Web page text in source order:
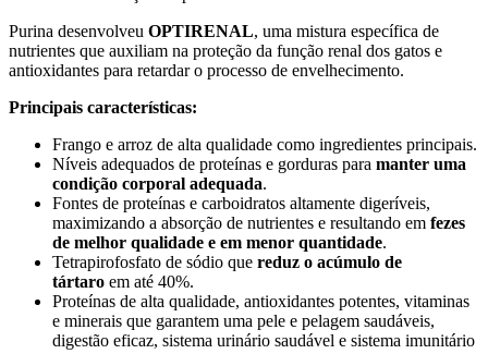
Purina desenvolveu OPTIRENAL, uma mistura específica de
nutrientes que auxiliam na proteção da função renal dos gatos e
antioxidantes para retardar o processo de envelhecimento.
Principais características:
Frango e arroz de alta qualidade como ingredientes principais.
Níveis adequados de proteínas e gorduras para manter uma
condição corporal adequada.
Fontes de proteínas e carboidratos altamente digeríveis,
maximizando a absorção de nutrientes e resultando em fezes
de melhor qualidade e em menor quantidade.
Tetrapirofosfato de sódio que reduz o acúmulo de
tártaro em até 40%.
Proteínas de alta qualidade, antioxidantes potentes, vitaminas
e minerais que garantem uma pele e pelagem saudáveis,
digestão eficaz, sistema urinário saudável e sistema imunitário